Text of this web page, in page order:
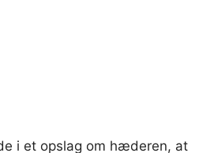
i et opslag om hæderen, at